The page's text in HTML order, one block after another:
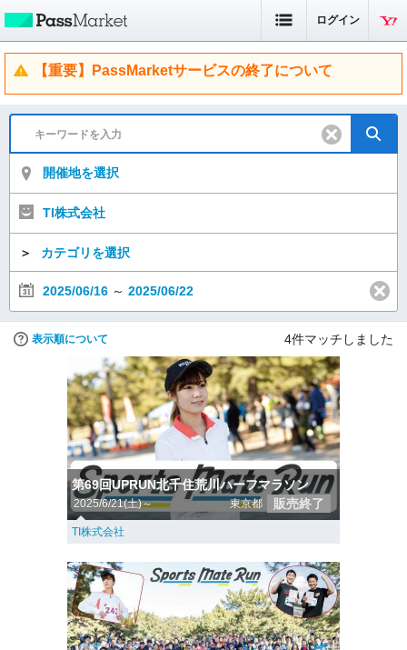
ログイン
【重要】PassMarketサービスの終了について
開催地を選択
TI株式会社
＞ カテゴリを選択
2025/06/16 ～ 2025/06/22
表示順について 4件マッチしました
第69回UPRUN北千住荒川ハーフマラソン
2025/6/21(土)～ 東京都 販売終了
TI株式会社